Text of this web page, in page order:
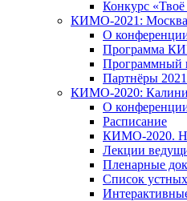
Конкурс «Твоё
КИМО-2021: Москва
О
Программа
Программный
Партнёры 2021
КИМО-2020:
О
Расписание
КИМО-2020.
Лекции
Пленарные
Список